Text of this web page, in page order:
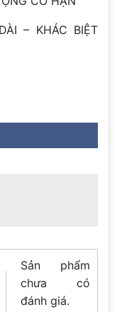
– KHÁC BIỆT
Sản phẩm
chưa có
đánh giá.